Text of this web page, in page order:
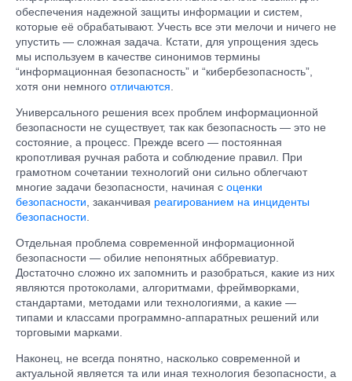
обеспечения надежной защиты информации и систем,
которые её обрабатывают. Учесть все эти мелочи и ничего не
упустить — сложная задача. Кстати, для упрощения здесь
мы используем в качестве синонимов термины
“информационная безопасность” и “кибербезопасность”,
хотя они немного отличаются.
Универсального решения всех проблем информационной
безопасности не существует, так как безопасность — это не
состояние, а процесс. Прежде всего — постоянная
кропотливая ручная работа и соблюдение правил. При
грамотном сочетании технологий они сильно облегчают
многие задачи безопасности, начиная с оценки
безопасности, заканчивая реагированием на инциденты
безопасности.
Отдельная проблема современной информационной
безопасности — обилие непонятных аббревиатур.
Достаточно сложно их запомнить и разобраться, какие из них
являются протоколами, алгоритмами, фреймворками,
стандартами, методами или технологиями, а какие —
типами и классами программно-аппаратных решений или
торговыми марками.
Наконец, не всегда понятно, насколько современной и
актуальной является та или иная технология безопасности, а